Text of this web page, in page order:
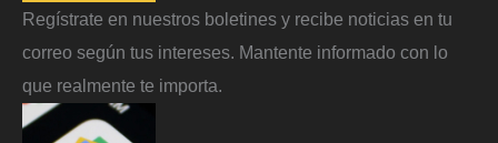
Regístrate en nuestros boletines y recibe noticias en tu
correo según tus intereses. Mantente informado con lo
que realmente te importa.